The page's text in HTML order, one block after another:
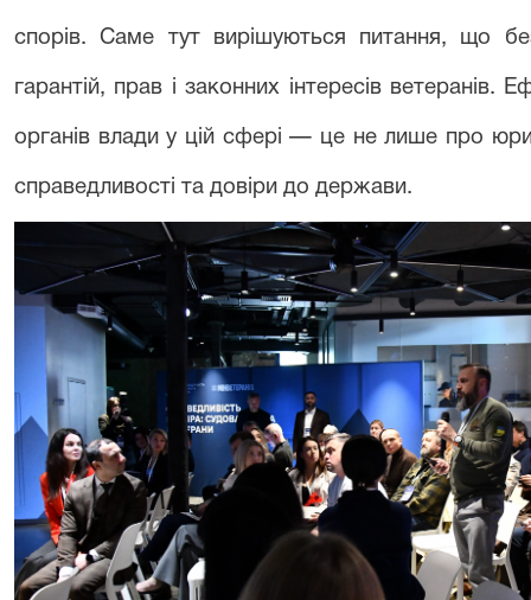
спорів. Саме тут вирішуються питання, що
гарантій, прав і законних інтересів ветеранів.
органів влади у цій сфері — це не лише про
справедливості та довіри до держави.